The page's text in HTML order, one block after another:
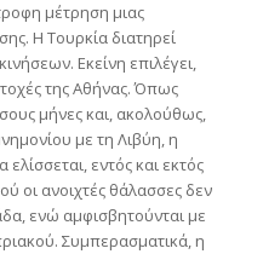
μέτρηση μιας
Η Τουρκία διατηρεί
Εκείνη επιλέγει,
της Αθήνας. Όπως
μήνες και, ακολούθως,
με τη Λιβύη, η
εντός και εκτός
οι ανοιχτές θάλασσες δεν
ενώ αμφισβητούνται με
Συμπερασματικά, η